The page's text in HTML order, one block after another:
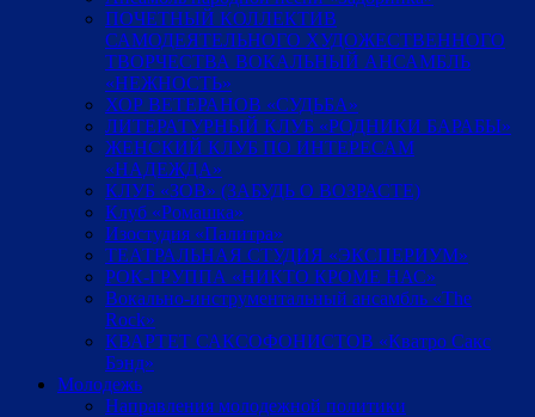
ПОЧЕТНЫЙ КОЛЛЕКТИВ
САМОДЕЯТЕЛЬНОГО ХУДОЖЕСТВЕННОГО
ТВОРЧЕСТВА ВОКАЛЬНЫЙ АНСАМБЛЬ
«НЕЖНОСТЬ»
ХОР ВЕТЕРАНОВ «СУДЬБА»
ЛИТЕРАТУРНЫЙ КЛУБ «РОДНИКИ БАРАБЫ»
ЖЕНСКИЙ КЛУБ ПО ИНТЕРЕСАМ
«НАДЕЖДА»
КЛУБ «ЗОВ» (ЗАБУДЬ О ВОЗРАСТЕ)
Клуб «Ромашка»
Изостудия «Палитра»
ТЕАТРАЛЬНАЯ СТУДИЯ «ЭКСПЕРИУМ»
РОК-ГРУППА «НИКТО КРОМЕ НАС»
Вокально-инструментальный ансамбль «The
Rock»
КВАРТЕТ САКСОФОНИСТОВ «Кватро Сакс
Бэнд»
Молодежь
Направления молодежной политики